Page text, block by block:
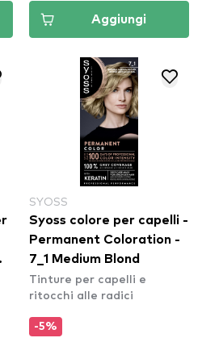
Aggiungi
SYOSS
Syoss colore per capelli -
Permanent Coloration -
7_1 Medium Blond
Tinture per capelli e
ritocchi alle radici
-5%